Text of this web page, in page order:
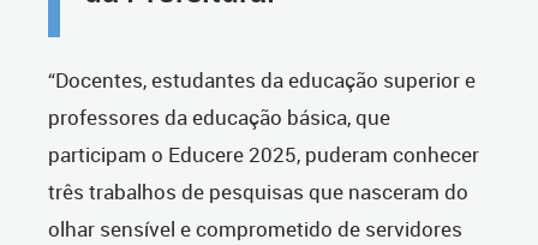
“Docentes, estudantes da educação superior e
professores da educação básica, que
participam o Educere 2025, puderam conhecer
três trabalhos de pesquisas que nasceram do
olhar sensível e comprometido de servidores